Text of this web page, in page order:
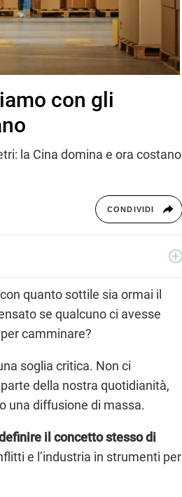
con gli
la Cina domina e ora costano
CONDIVIDI
quanto sottile sia ormai il
se qualcuno ci avesse
camminare?
soglia critica. Non ci
della nostra quotidianità,
una diffusione di massa.
il concetto stesso di
e l’industria in strumenti per